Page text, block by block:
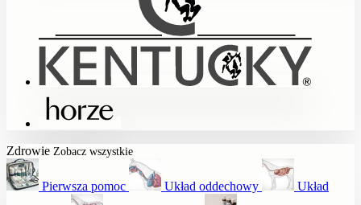
Zdrowie Zobacz wszystkie
Pierwsza pomoc Układ oddechowy Układ